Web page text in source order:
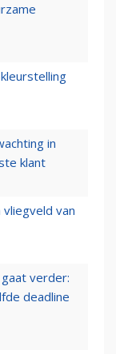
in
klant
van
verder:
deadline